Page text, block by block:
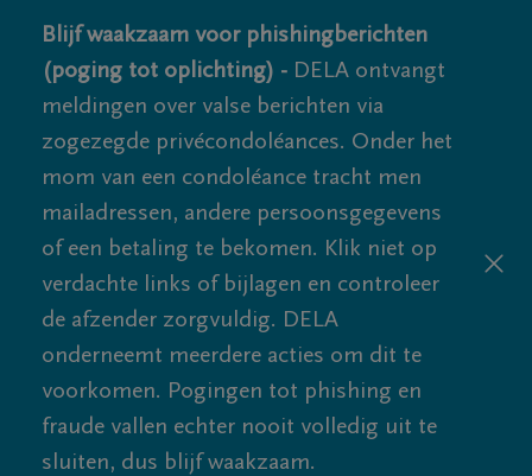
Blijf waakzaam voor phishingberichten
(poging tot oplichting) - DELA ontvangt
meldingen over valse berichten via
zogezegde privécondoléances. Onder het
mom van een condoléance tracht men
mailadressen, andere persoonsgegevens
of een betaling te bekomen. Klik niet op
verdachte links of bijlagen en controleer
de afzender zorgvuldig. DELA
onderneemt meerdere acties om dit te
voorkomen. Pogingen tot phishing en
fraude vallen echter nooit volledig uit te
sluiten, dus blijf waakzaam.